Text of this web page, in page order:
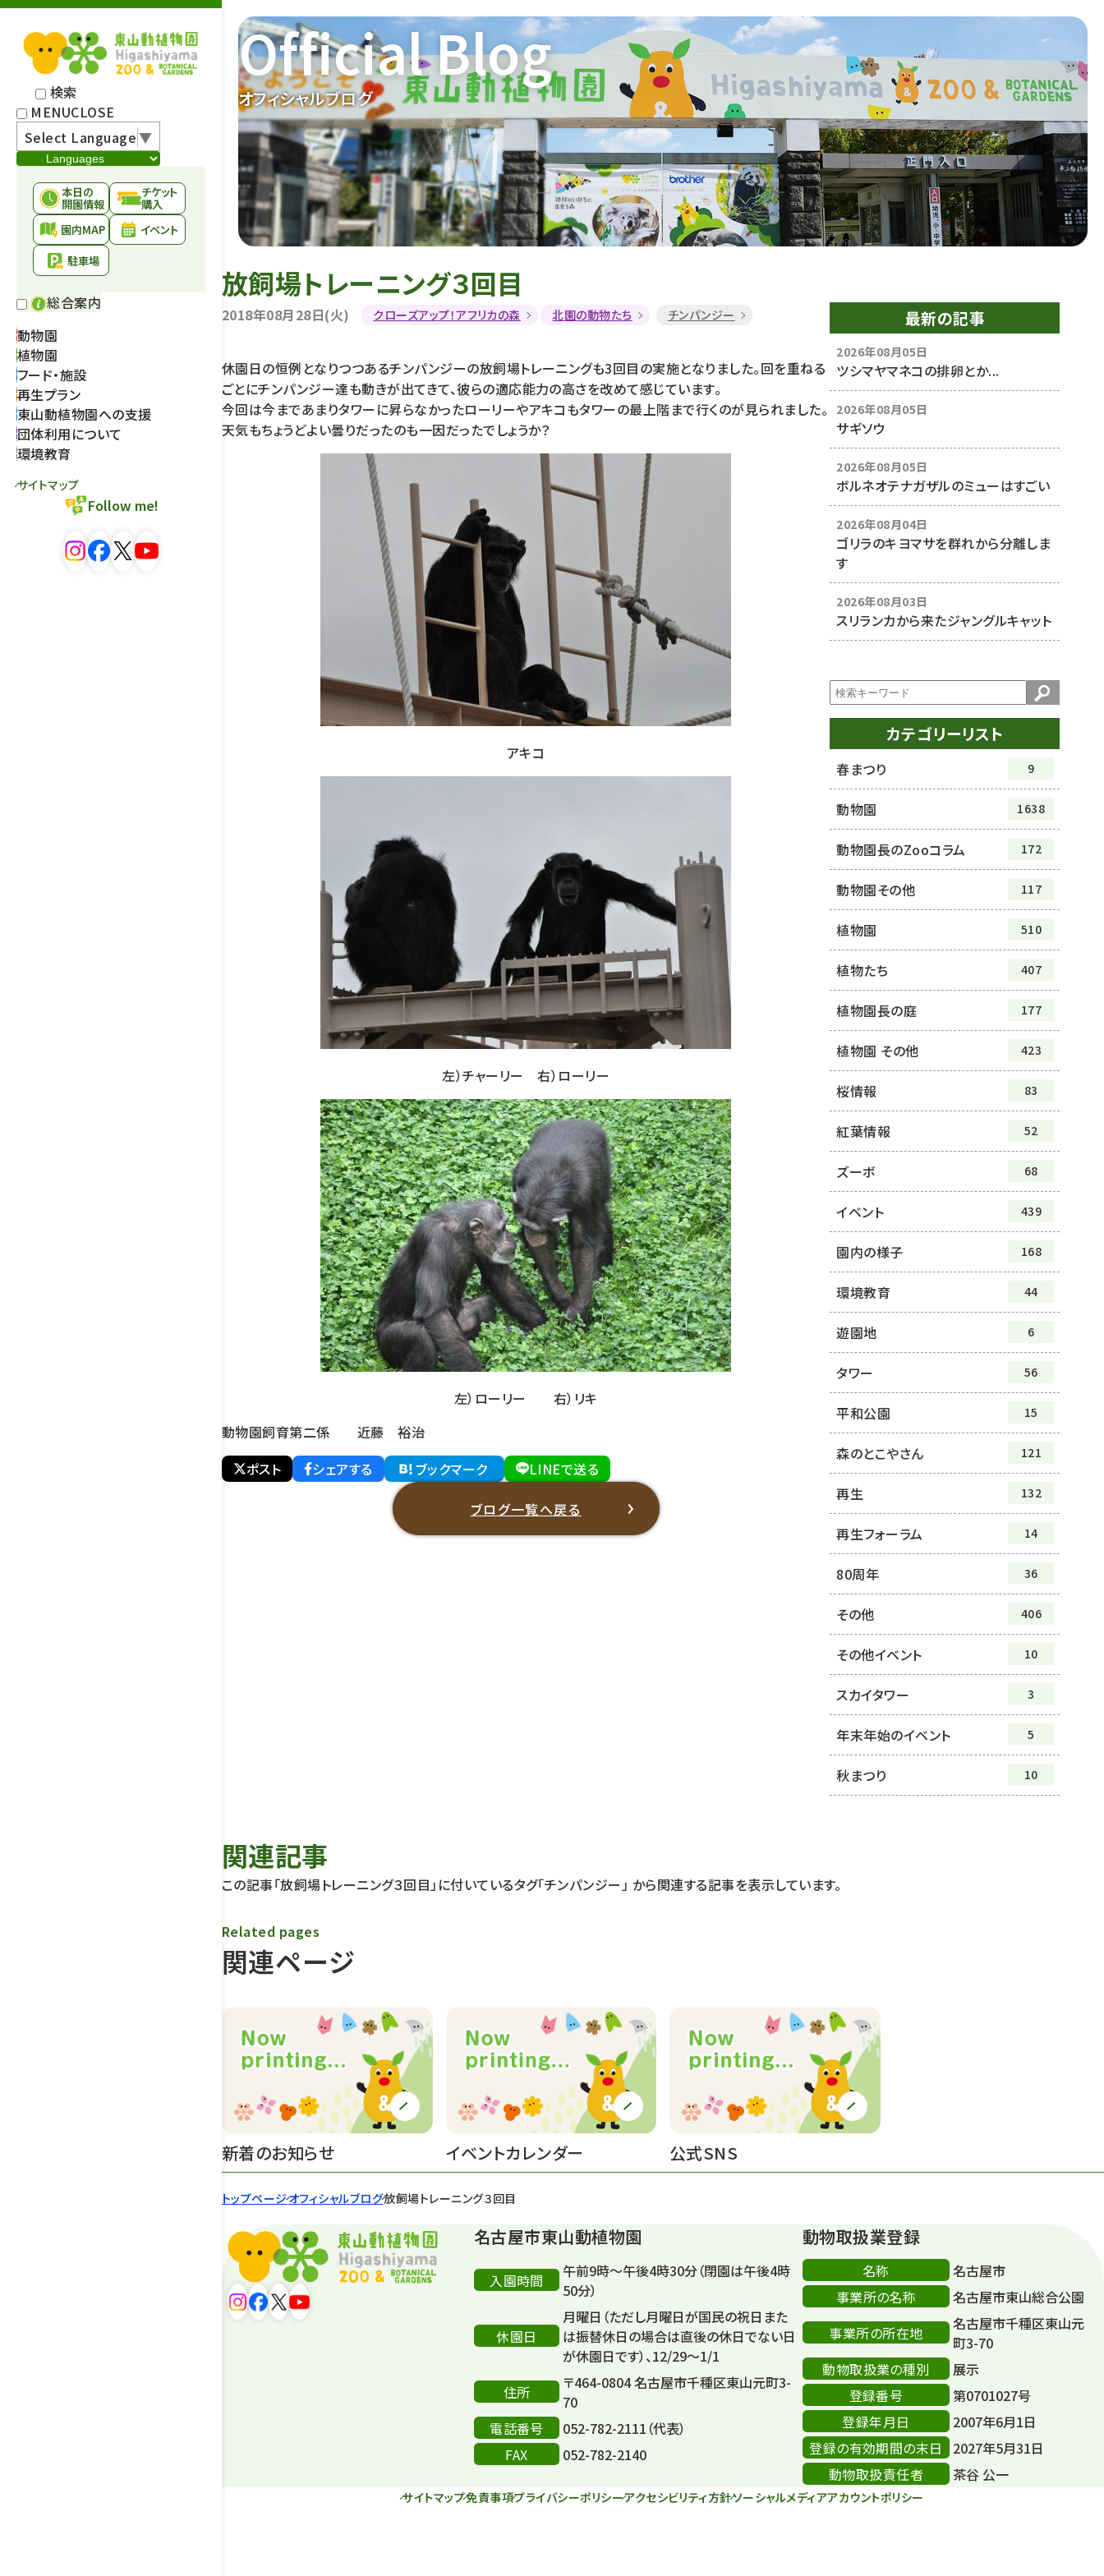
検索
MENUCLOSE
Select Language▼
本日の
開園情報
チケット
購入
園内MAP
イベント
駐車場
総合案内
動物園
植物園
フード・施設
再生プラン
東山動植物園への支援
団体利用について
環境教育
サイトマップ
Follow me!
オフィシャルブログ
Official Blog
トップページオフィシャルブログ放飼場トレーニング３回目
放飼場トレーニング３回目
2018年08月28日(火) クローズアップ！アフリカの森 北園の動物たち チンパンジー
休園日の恒例となりつつあるチンパンジーの放飼場トレーニングも3回目の実施となりました。回を重ねる
ごとにチンパンジー達も動きが出てきて、彼らの適応能力の高さを改めて感じています。
今回は今まであまりタワーに昇らなかったローリーやアキコもタワーの最上階まで行くのが見られました。
天気もちょうどよい曇りだったのも一因だったでしょうか？
アキコ
左）チャーリー 右）ローリー
左）ローリー 右）リキ
動物園飼育第二係 近藤 裕治
ポスト
シェアする ブックマーク LINEで送る
ブログ一覧へ戻る
最新の記事
2026年08月05日
ツシマヤマネコの排卵とか...
2026年08月05日
サギソウ
2026年08月05日
ボルネオテナガザルのミューはすごい
2026年08月04日
ゴリラのキヨマサを群れから分離しま
す
2026年08月03日
スリランカから来たジャングルキャット
カテゴリーリスト
春まつり 9
動物園 1638
動物園長のZooコラム 172
動物園その他 117
植物園 510
植物たち 407
植物園長の庭 177
植物園 その他 423
桜情報 83
紅葉情報 52
ズーボ 68
イベント 439
園内の様子 168
環境教育 44
遊園地 6
タワー 56
平和公園 15
森のとこやさん 121
再生 132
再生フォーラム 14
80周年 36
その他 406
その他イベント 10
スカイタワー 3
年末年始のイベント 5
秋まつり 10
関連記事
この記事「放飼場トレーニング３回目」に付いているタグ「チンパンジー」 から関連する記事を表示しています。
関連ページ
Related pages
新着のお知らせ イベントカレンダー 公式SNS
名古屋市東山動植物園
入園時間
午前9時～午後4時30分（閉園は午後4時
50分）
休園日
月曜日（ただし月曜日が国民の祝日また
は振替休日の場合は直後の休日でない日
が休園日です）、12/29～1/1
住所
〒464-0804 名古屋市千種区東山元町3-
70
電話番号
052-782-2111（代表）
FAX
052-782-2140
動物取扱業登録
名称
名古屋市
事業所の名称
名古屋市東山総合公園
事業所の所在地
名古屋市千種区東山元
町3-70
動物取扱業の種別
展示
登録番号
第0701027号
登録年月日
2007年6月1日
登録の有効期間の末日
2027年5月31日
動物取扱責任者
茶谷 公一
サイトマップ免責事項プライバシーポリシーアクセシビリティ方針ソーシャルメディアアカウントポリシー